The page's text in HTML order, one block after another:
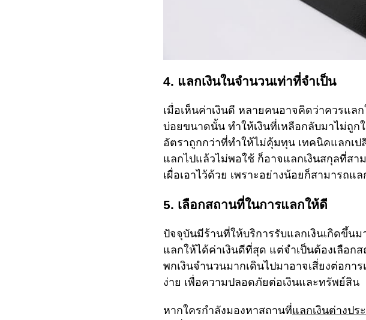
4. แลกเงินในจำนวนเท่าที่จำเป็น
เมื่อเห็นค่าเงินดี หลายคนอาจคิดว่าควรแล
บ่อยขนาดนั้น ทำให้เงินที่เหลือกลับมาไม่ถูก
อัตราถูกกว่าที่ทำให้ไม่คุ้มทุน เทคนิคแลกเป
แลกไปแล้วไม่พอใช้ ก็อาจแลกเงินสกุลที่สา
เผื่อเอาไว้ด้วย เพราะอย่างน้อยก็สามารถ
5. เลือกสถานที่ในการแลกให้ดี
ปัจจุบันมีร้านที่ให้บริการรับแลกเงินเกิดขึ้น
แลกให้ได้ค่าเงินดีที่สุด แต่จำเป็นต้องเลือก
พกเงินจำนวนมากเดินไปมาอาจเสี่ยงต่อกา
ง่าย เพื่อความปลอดภัยต่อเงินและทรัพย์สิน
หากใครกำลังมองหาสถานที่แลกเงินต่างปร